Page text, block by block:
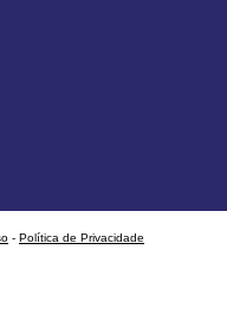
- Política de Privacidade